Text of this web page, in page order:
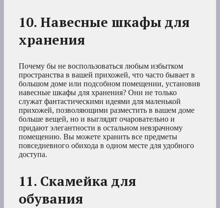
10. Навесные шкафы для
хранения
Почему бы не воспользоваться любым избытком
пространства в вашей прихожей, что часто бывает в
большом доме или подсобном помещении, установив
навесные шкафы для хранения? Они не только
служат фантастическими идеями для маленькой
прихожей, позволяющими разместить в вашем доме
больше вещей, но и выглядят очаровательно и
придают элегантности в остальном невзрачному
помещению. Вы можете хранить все предметы
повседневного обихода в одном месте для удобного
доступа.
11. Скамейка для
обувания